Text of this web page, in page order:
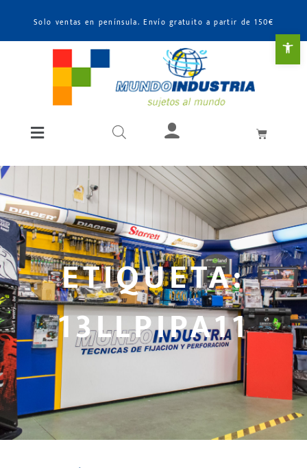
Solo ventas en península. Envío gratuito a partir de 150€
ETIQUETA:
13LLPIPA11